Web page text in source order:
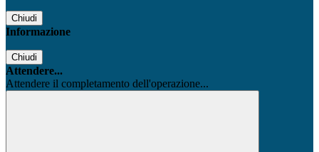
Chiudi
Informazione
Chiudi
Attendere...
Attendere il completamento dell'operazione...